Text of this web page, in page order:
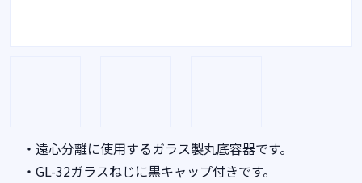
・遠心分離に使用するガラス製丸底容器です。
・GL-32ガラスねじに黒キャップ付きです。